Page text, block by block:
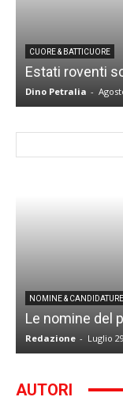
CUORE & BATTICUORE
Estati roventi
Dino Petralia -
NOMINE & CANDIDATURE
Le nomine del
Redazione - Luglio
AUTORI